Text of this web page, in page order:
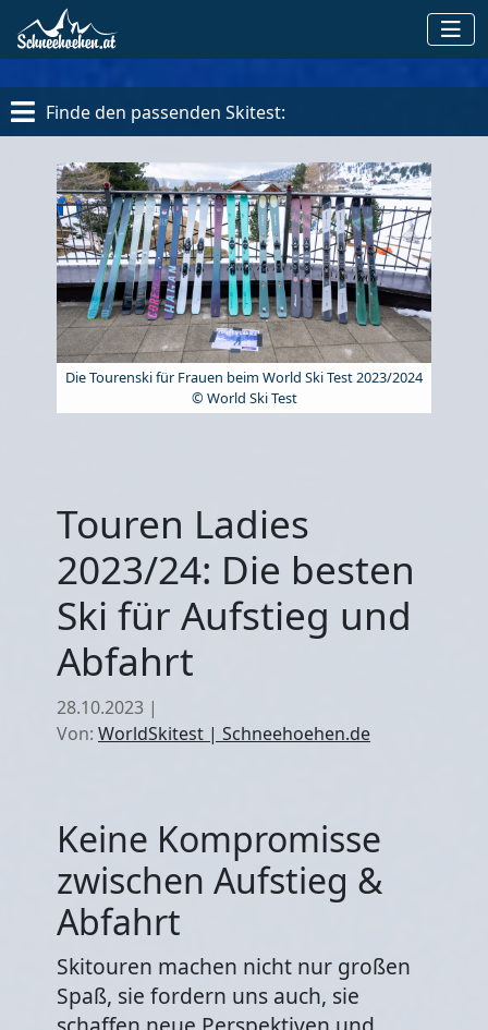
Die Tourenski für Frauen beim World Ski Test 2023/2024
© World Ski Test
Touren Ladies
2023/24: Die besten
Ski für Aufstieg und
Abfahrt
28.10.2023 |
Von: WorldSkitest | Schneehoehen.de
Keine Kompromisse
zwischen Aufstieg &
Abfahrt
Skitouren machen nicht nur großen
Spaß, sie fordern uns auch, sie
Finde den passenden Skitest: